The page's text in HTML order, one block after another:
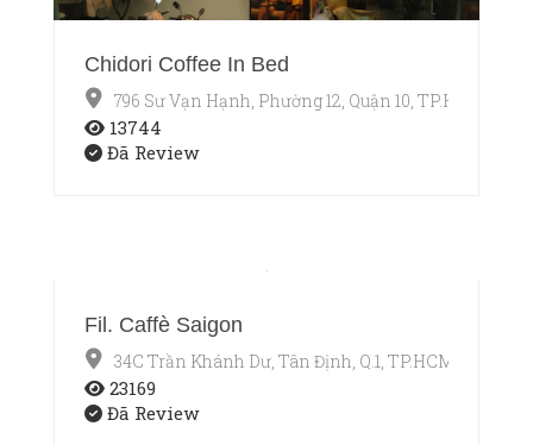
Chidori Coffee In Bed
796 Sư Vạn Hạnh, Phường 12, Quận 10, TP.HCM
13744
Đã Review
Fil. Caffè Saigon
34C Trần Khánh Dư, Tân Định, Q.1, TP.HCM
23169
Đã Review